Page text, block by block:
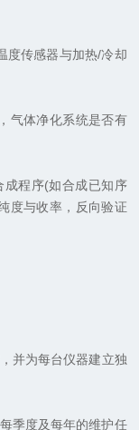
传感器与加热/冷却
气体净化系统是否有
程序(如合成已知序
度与收率，反向验证
并为每台仪器建立独
季度及每年的维护任